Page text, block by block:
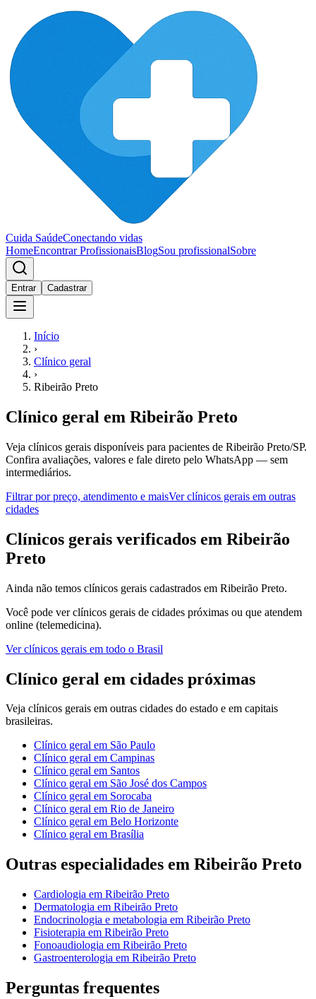
Cuida SaúdeConectando vidas
HomeEncontrar ProfissionaisBlogSou profissionalSobre
Entrar Cadastrar
Início
›
Clínico geral
›
Ribeirão Preto
Clínico geral em Ribeirão Preto
Veja clínicos gerais disponíveis para pacientes de Ribeirão Preto/SP.
Confira avaliações, valores e fale direto pelo WhatsApp — sem
intermediários.
Filtrar por preço, atendimento e maisVerclínicos gerais em outras
cidades
Clínicos gerais verificados em Ribeirão
Preto
Ainda não temos clínicos gerais cadastrados em Ribeirão Preto.
Você pode verclínicos gerais de cidades próximas ou que atendem
online (telemedicina).
Verclínicos gerais em todo o Brasil
Clínico geral em cidades próximas
Veja clínicos gerais em outras cidades do estado e em capitais
brasileiras.
Clínico geral em São Paulo
Clínico geral em Campinas
Clínico geral em Santos
Clínico geral em São José dos Campos
Clínico geral em Sorocaba
Clínico geral em Rio de Janeiro
Clínico geral em Belo Horizonte
Clínico geral em Brasília
Outras especialidades em Ribeirão Preto
Cardiologia em Ribeirão Preto
Dermatologia em Ribeirão Preto
Endocrinologia e metabologia em Ribeirão Preto
Fisioterapia em Ribeirão Preto
Fonoaudiologia em Ribeirão Preto
Gastroenterologia em Ribeirão Preto
Perguntas frequentes